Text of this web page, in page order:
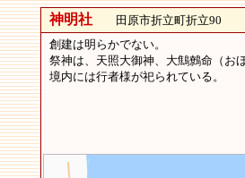
神明社田原市折立町折立90
創建は明らかでない。
祭神は、天照大御神、大鷦鷯命（お
境内には行者様が祀られている。